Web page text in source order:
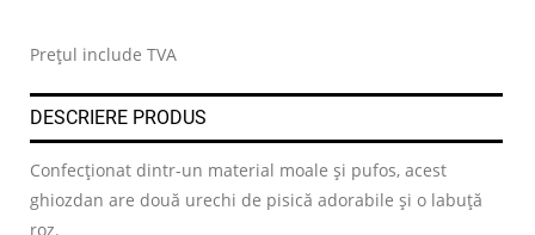
Prețul include TVA
DESCRIERE PRODUS
Confecționat dintr-un material moale și pufos, acest
ghiozdan are două urechi de pisică adorabile și o labuță
roz.